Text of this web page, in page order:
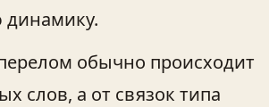
динамику.
обычно происходит
слов, а от связок типа